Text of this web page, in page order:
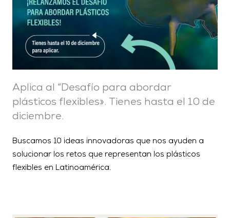
Aplica al “Desafío para abordar
plásticos flexibles». Tienes hasta el 10 de
diciembre.
Buscamos 10 ideas innovadoras que nos ayuden a
solucionar los retos que representan los plásticos
flexibles en Latinoamérica.